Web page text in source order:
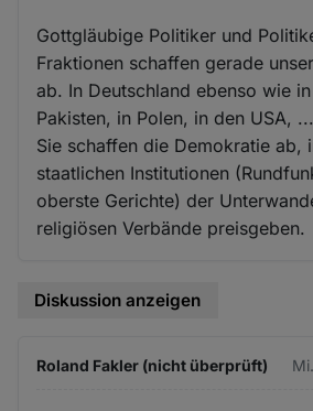
Gottgläubige Politiker und
Fraktionen schaffen gerade
ab. In Deutschland ebenso wie
Pakisten, in Polen, in den USA, ...
Sie schaffen die Demokratie ab,
staatlichen Institutionen
oberste Gerichte) der
religiösen Verbände preisgeben.
Diskussion anzeigen
Roland Fakler (nicht überprüft)